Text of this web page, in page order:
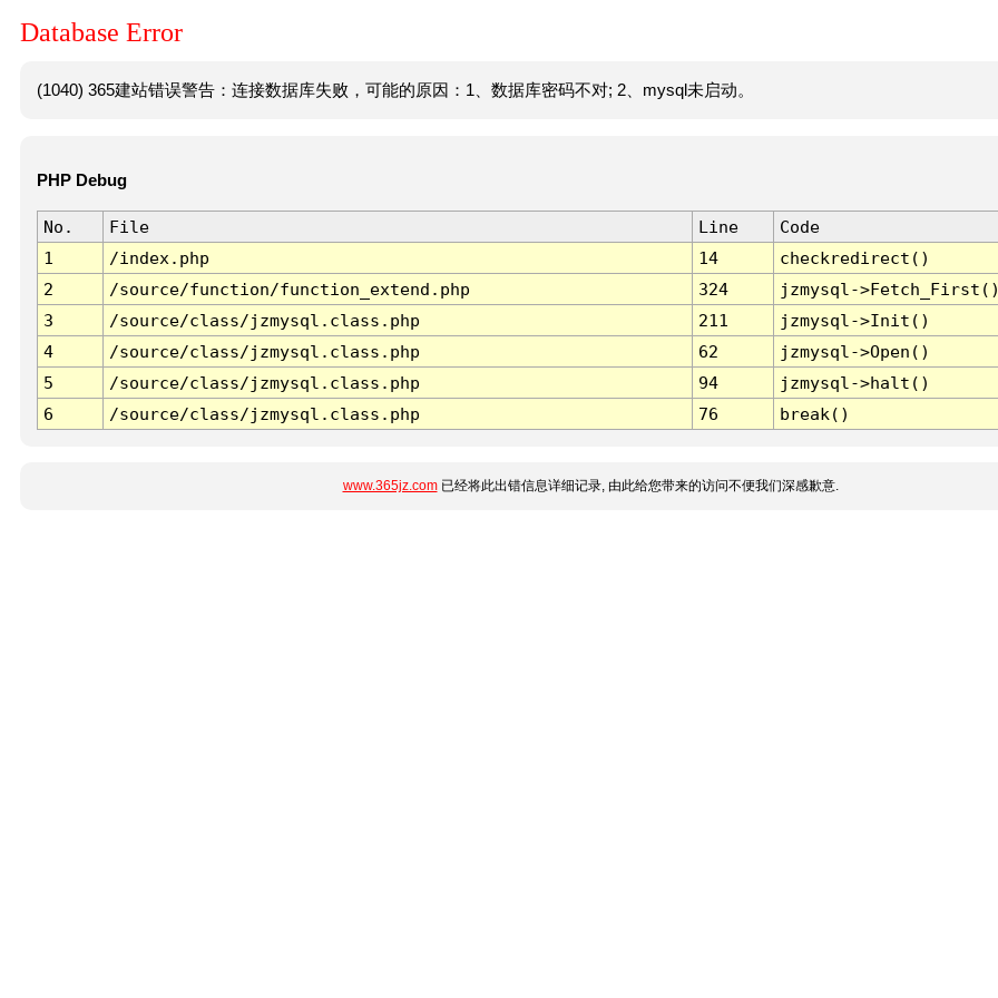
Database Error
(1040) 365建站错误警告：连接数据库失败，可能的原因：1、数据库密码不对; 2、mysql未启动。
PHP Debug
No. File Line
Code
1
/index.php 14
checkredirect()
2
/source/function/function_extend.php 324
jzmysql-
3
/source/class/jzmysql.class.php 211
jzmysql->Init()
4
/source/class/jzmysql.class.php 62
jzmysql->Open()
5
/source/class/jzmysql.class.php 94
jzmysql->halt()
6
/source/class/jzmysql.class.php 76 break()
www.365jz.com已经将此出错信息详细记录, 由此给您带来的访问不便我们深感歉意.